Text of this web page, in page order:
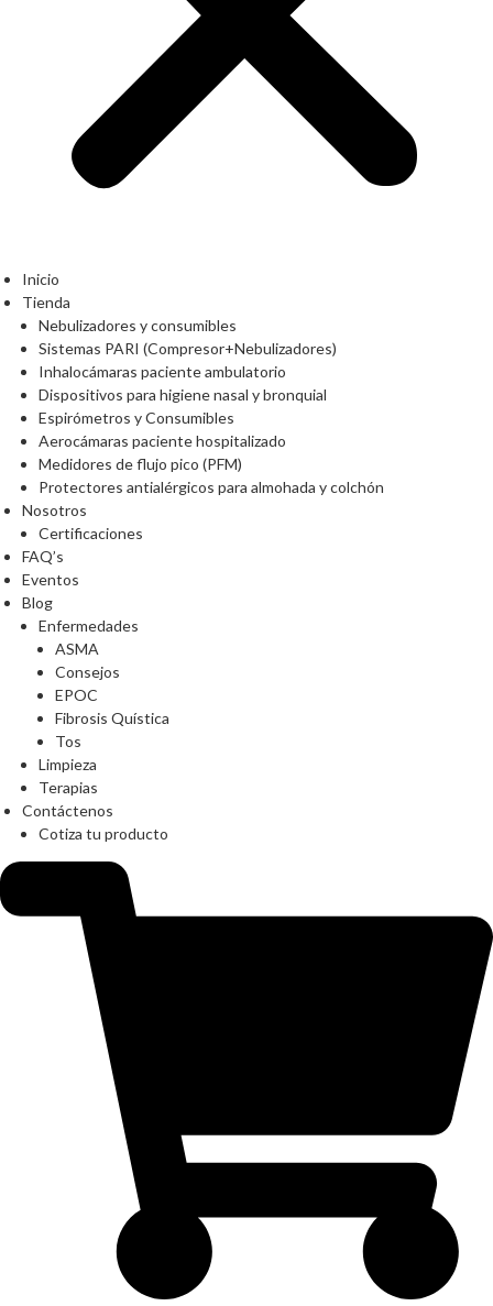
Inicio
Tienda
Nebulizadores y consumibles
Sistemas PARI (Compresor+Nebulizadores)
Inhalocámaras paciente ambulatorio
Dispositivos para higiene nasal y bronquial
Espirómetros y Consumibles
Aerocámaras paciente hospitalizado
Medidores de flujo pico (PFM)
Protectores antialérgicos para almohada y colchón
Nosotros
Certificaciones
FAQ’s
Eventos
Blog
Enfermedades
ASMA
Consejos
EPOC
Fibrosis Quística
Tos
Limpieza
Terapias
Contáctenos
Cotiza tu producto